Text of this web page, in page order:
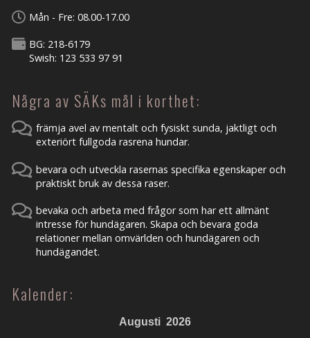
Mån - Fre: 08.00-17.00
BG: 218-6179
Swish: 123 533 97 91
Några av SÄKs mål i korthet:
främja avel av mentalt och fysiskt sunda, jaktligt och
exteriört fullgoda rasrena hundar.
bevara och utveckla rasernas specifika egenskaper och
praktiskt bruk av dessa raser.
bevaka och arbeta med frågor som har ett allmänt
intresse för hundägaren. Skapa och bevara goda
relationer mellan omvärlden och hundägaren och
hundägandet.
Kalender:
Augusti 2026